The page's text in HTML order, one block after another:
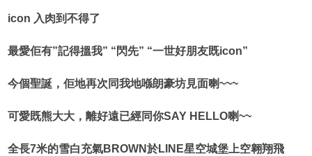
icon 入肉到不得了
最愛佢有”記得搵我” “閃先” “一世好朋友既icon”
今個聖誕，佢地再次同我地喺朗豪坊見面喇~~~
可愛既熊大大，離好遠已經同你SAY HELLO喇~~
全長7米的雪白充氣BROWN於LINE星空城堡上空翱翔飛